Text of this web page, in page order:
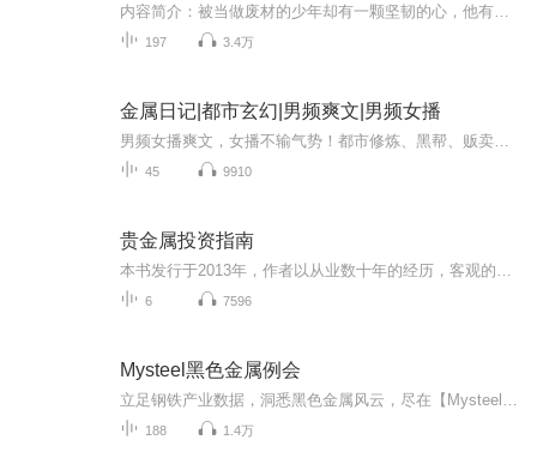
197 3.4万
金属日记|都市玄幻|男频爽文|男频女播
45 9910
贵金属投资指南
6 7596
Mysteel黑色金属例会
188 1.4万